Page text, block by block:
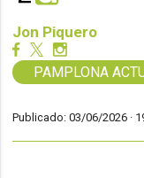
Jon Piquero
PAMPLONA
Publicado: 03/06/2026 ·